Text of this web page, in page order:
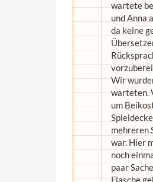
wartete
und Anna
da keine
Wir
warteten.
um
mehreren
war. Hier
noch
paar
Flasche